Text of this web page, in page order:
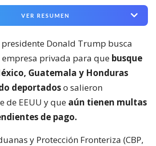
VER RESUMEN
Donald Trump busca
privada para que busque
Guatemala y Honduras
deportadoso salieron
de EEUU y que aún tienen multas
de pago.
y Protección Fronteriza (CBP,